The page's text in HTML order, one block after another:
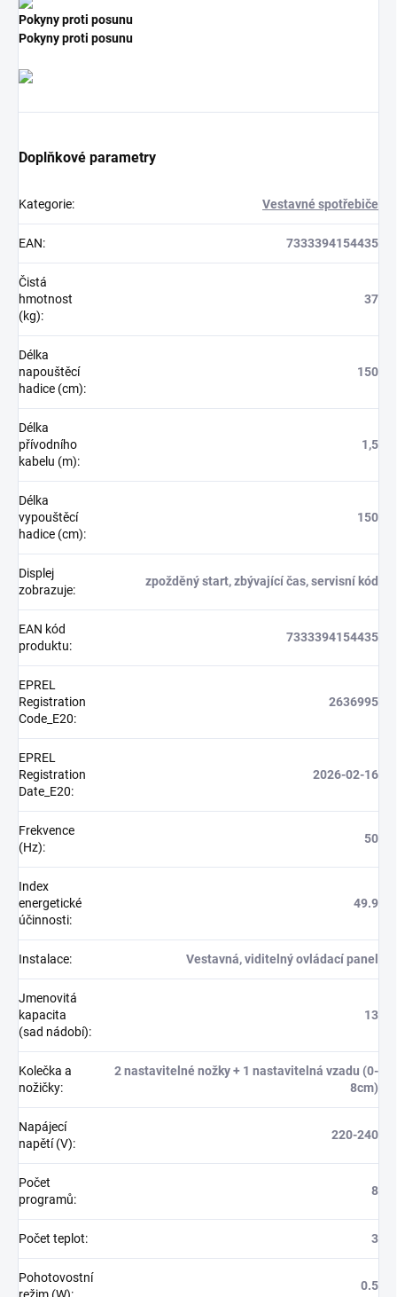
Pokyny proti posunu
Pokyny proti posunu
Doplňkové parametry
Kategorie: Vestavné spotřebiče
EAN: 7333394154435
Čistá
hmotnost
(kg):
37
Délka
napouštěcí
hadice (cm):
150
Délka
přívodního
kabelu (m):
1,5
Délka
vypouštěcí
hadice (cm):
150
Displej
zobrazuje:
zpožděný start, zbývající čas, servisní kód
EAN kód
produktu:
7333394154435
EPREL
Registration
Code_E20:
2636995
EPREL
Registration
Date_E20:
2026-02-16
Frekvence
(Hz):
50
Index
energetické
účinnosti:
49.9
Instalace: Vestavná, viditelný ovládací panel
Jmenovitá
kapacita
(sad nádobí):
13
Kolečka a
nožičky:
2 nastavitelné nožky + 1 nastavitelná vzadu (0-
8cm)
Napájecí
napětí (V):
220-240
Počet
programů:
8
Počet teplot: 3
Pohotovostní
0.5